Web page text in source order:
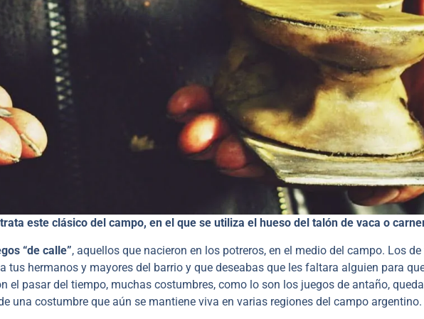
este clásico del campo, en el que se utiliza el hueso del talón de vaca o
“de calle”, aquellos que nacieron en los potreros, en el medio del campo. Los de
tus hermanos y mayores del barrio y que deseabas que les faltara alguien para
el pasar del tiempo, muchas costumbres, como lo son los juegos de antaño,
una costumbre que aún se mantiene viva en varias regiones del campo argentino.